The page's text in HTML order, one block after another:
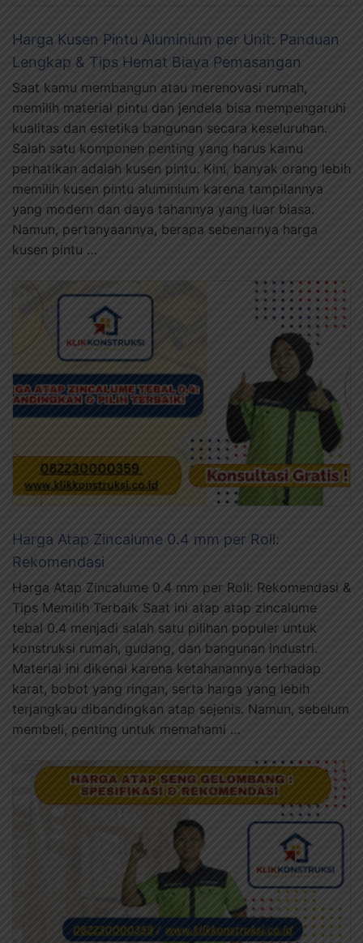
Harga Kusen Pintu Aluminium per Unit: Panduan
Lengkap & Tips Hemat Biaya Pemasangan
Saat kamu membangun atau merenovasi rumah,
memilih material pintu dan jendela bisa mempengaruhi
kualitas dan estetika bangunan secara keseluruhan.
Salah satu komponen penting yang harus kamu
perhatikan adalah kusen pintu. Kini, banyak orang lebih
memilih kusen pintu aluminium karena tampilannya
yang modern dan daya tahannya yang luar biasa.
Namun, pertanyaannya, berapa sebenarnya harga
kusen pintu …
Harga Atap Zincalume 0.4 mm per Roll:
Rekomendasi
Harga Atap Zincalume 0.4 mm per Roll: Rekomendasi &
Tips Memilih Terbaik Saat ini atap atap zincalume
tebal 0.4 menjadi salah satu pilihan populer untuk
konstruksi rumah, gudang, dan bangunan industri.
Material ini dikenal karena ketahanannya terhadap
karat, bobot yang ringan, serta harga yang lebih
terjangkau dibandingkan atap sejenis. Namun, sebelum
membeli, penting untuk memahami …